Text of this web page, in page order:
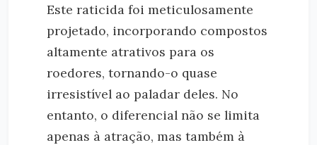
Este raticida foi meticulosamente
projetado, incorporando compostos
altamente atrativos para os
roedores, tornando-o quase
irresistível ao paladar deles. No
entanto, o diferencial não se limita
apenas à atração, mas também à